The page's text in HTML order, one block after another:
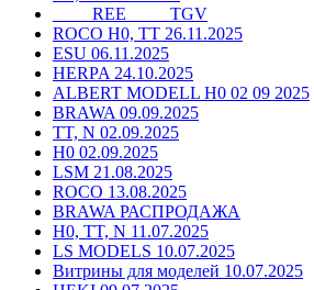
____ REE ____ TGV
ROCO H0, TT 26.11.2025
ESU 06.11.2025
HERPA 24.10.2025
ALBERT MODELL H0 02 09 2025
BRAWA 09.09.2025
TT, N 02.09.2025
H0 02.09.2025
LSM 21.08.2025
ROCO 13.08.2025
BRAWA РАСПРОДАЖА
H0, TT, N 11.07.2025
LS MODELS 10.07.2025
Витрины для моделей 10.07.2025